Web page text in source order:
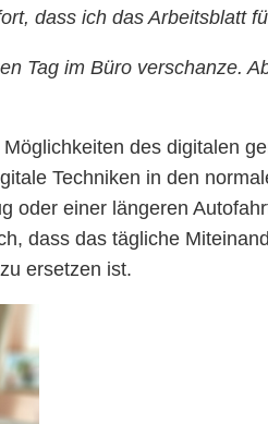
dass ich das Arbeitsblatt
Tag im Büro verschanze.
des digitalen
Techniken in den
oder einer längeren
dass das tägliche
ersetzen ist.